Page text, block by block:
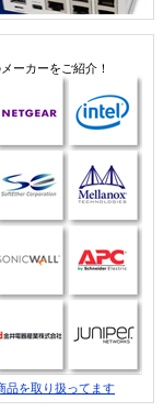
ーカーをご紹介！
品を取り扱ってます